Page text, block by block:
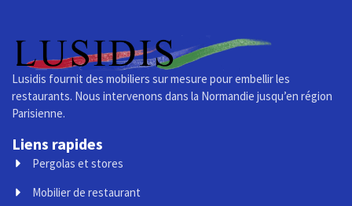
Lusidis fournit des mobiliers sur mesure pour embellir les
restaurants. Nous intervenons dans la Normandie jusqu’en région
Parisienne.
Liens rapides
Pergolas et stores
Mobilier de restaurant